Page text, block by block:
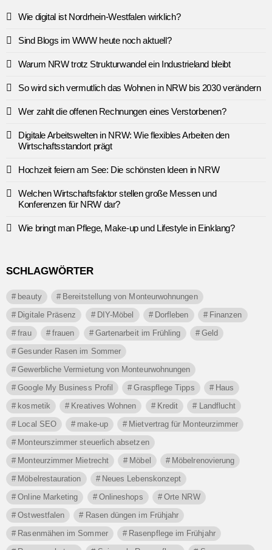
Wie digital ist Nordrhein-Westfalen wirklich?
Sind Blogs im WWW heute noch aktuell?
Warum NRW trotz Strukturwandel ein Industrieland bleibt
So wird sich vermutlich das Wohnen in NRW bis 2030 verändern
Wer zahlt die offenen Rechnungen eines Verstorbenen?
Digitale Arbeitswelten in NRW: Wie flexibles Arbeiten den
Wirtschaftsstandort prägt
Hochzeit feiern am See: Die schönsten Ideen in NRW
Welchen Wirtschaftsfaktor stellen große Messen und
Konferenzen für NRW dar?
Wie bringt man Pflege, Make-up und Lifestyle in Einklang?
SCHLAGWÖRTER
beauty
Bereitstellung von Monteurwohnungen
Digitale Präsenz
DIY-Möbel Dorfleben
Finanzen
frau
frauen Gartenarbeit im Frühling
Geld
Gesunder Rasen im Sommer
Gewerbliche Vermietung von Monteurwohnungen
Google My Business Profil
Graspflege Tipps
Haus
kosmetik
Kreatives Wohnen Kredit
Landflucht
Local SEO
make-up
Mietvertrag für Monteurzimmer
Monteurszimmer steuerlich absetzen
Monteurzimmer Mietrecht
Möbel
Möbelrenovierung
Möbelrestauration
Neues Lebenskonzept
Online Marketing
Onlineshops
Orte NRW
Ostwestfalen
Rasen düngen im Frühjahr
Rasenmähen im Sommer
Rasenpflege im Frühjahr